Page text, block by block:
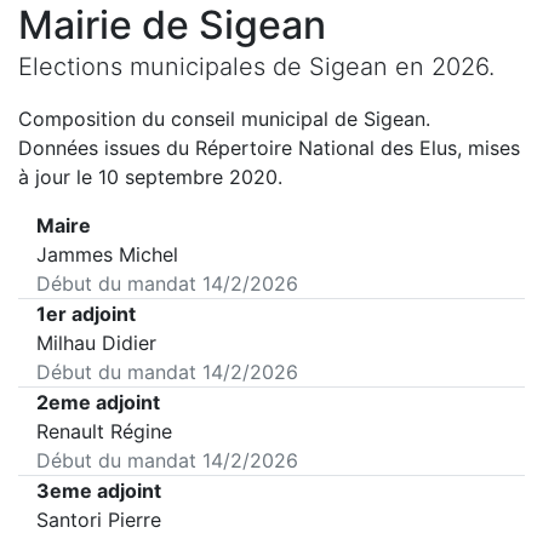
Mairie de Sigean
Elections municipales de Sigean en 2026.
Composition du conseil municipal de Sigean.
Données issues du Répertoire National des Elus, mises
à jour le 10 septembre 2020.
Maire
Jammes Michel
Début du mandat 14/2/2026
1er adjoint
Milhau Didier
Début du mandat 14/2/2026
2eme adjoint
Renault Régine
Début du mandat 14/2/2026
3eme adjoint
Santori Pierre